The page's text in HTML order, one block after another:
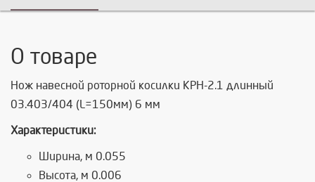
О товаре
Нож навесной роторной косилки КРН-2.1 длинный
03.403/404 (L=150мм) 6 мм
Характеристики:
Ширина, м 0.055
Высота, м 0.006